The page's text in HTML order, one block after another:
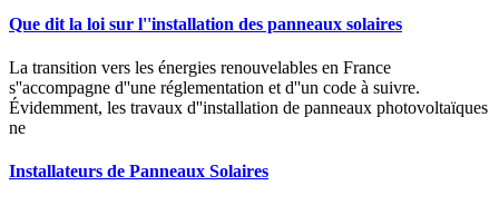
Que dit la loi sur l''installation des panneaux solaires
La transition vers les énergies renouvelables en France
s''accompagne d''une réglementation et d''un code à suivre.
Évidemment, les travaux d''installation de panneaux photovoltaïques
ne
Installateurs de Panneaux Solaires